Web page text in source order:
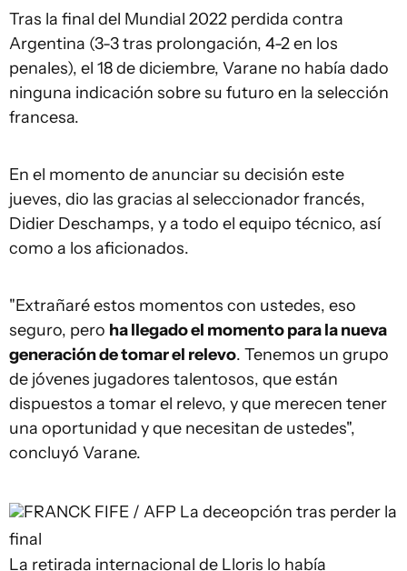
Tras la final del Mundial 2022 perdida contra
Argentina (3-3 tras prolongación, 4-2 en los
penales), el 18 de diciembre, Varane no había dado
ninguna indicación sobre su futuro en la selección
francesa.
En el momento de anunciar su decisión este
jueves, dio las gracias al seleccionador francés,
Didier Deschamps, y a todo el equipo técnico, así
como a los aficionados.
"Extrañaré estos momentos con ustedes, eso
seguro, pero ha llegado el momento para la nueva
generación de tomar el relevo. Tenemos un grupo
de jóvenes jugadores talentosos, que están
dispuestos a tomar el relevo, y que merecen tener
una oportunidad y que necesitan de ustedes",
concluyó Varane.
FRANCK FIFE / AFP La deceopción tras perder la
final
La retirada internacional de Lloris lo había